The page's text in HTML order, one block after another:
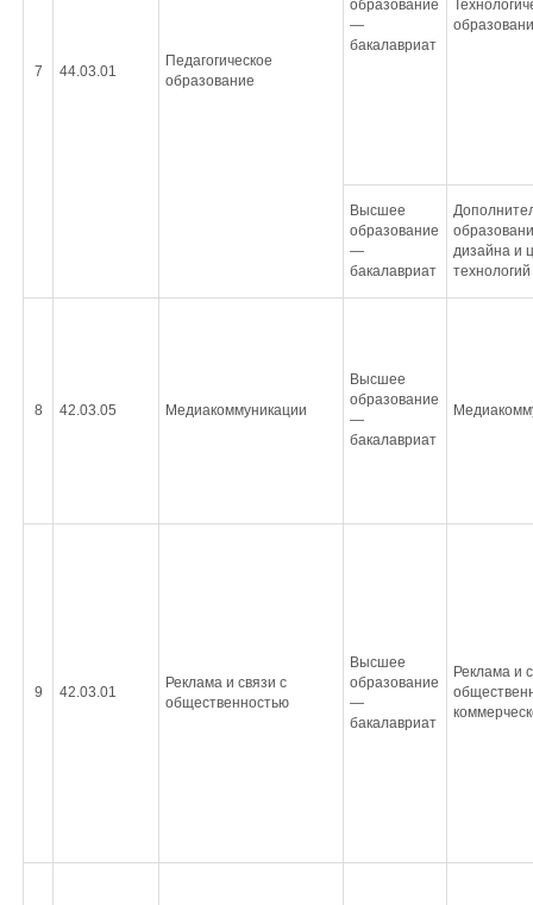
7 44.03.01
Педагогическое
образование
образование
—
бакалавриат
Высшее
образование
—
бакалавриат
дизайна и
технологий
8 42.03.05 Медиакоммуникации
Высшее
образование
—
бакалавриат
9 42.03.01
Реклама и связи с
общественностью
Высшее
образование
—
бакалавриат
Реклама и